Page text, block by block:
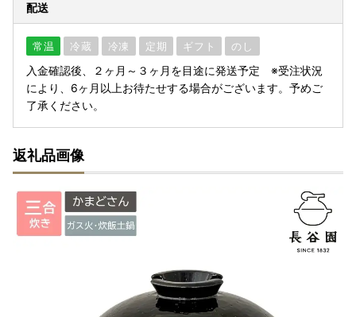
配送
常温 冷蔵 冷凍 定期 ギフト のし
入金確認後、２ヶ月～３ヶ月を目途に発送予定 ※受注状況
により、6ヶ月以上お待たせする場合がございます。予めご
了承ください。
返礼品画像